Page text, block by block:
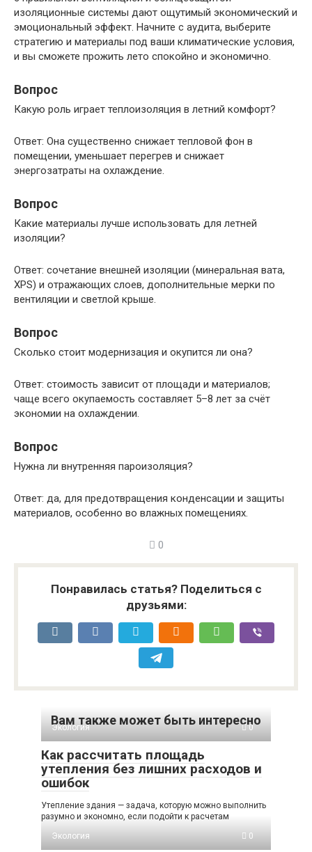
изоляционные системы дают ощутимый экономический и
эмоциональный эффект. Начните с аудита, выберите
стратегию и материалы под ваши климатические условия,
и вы сможете прожить лето спокойно и экономично.
Вопрос
Какую роль играет теплоизоляция в летний комфорт?
Ответ: Она существенно снижает тепловой фон в
помещении, уменьшает перегрев и снижает
энергозатраты на охлаждение.
Вопрос
Какие материалы лучше использовать для летней
изоляции?
Ответ: сочетание внешней изоляции (минеральная вата,
XPS) и отражающих слоев, дополнительные мерки по
вентиляции и светлой крыше.
Вопрос
Сколько стоит модернизация и окупится ли она?
Ответ: стоимость зависит от площади и материалов;
чаще всего окупаемость составляет 5–8 лет за счёт
экономии на охлаждении.
Вопрос
Нужна ли внутренняя пароизоляция?
Ответ: да, для предотвращения конденсации и защиты
материалов, особенно во влажных помещениях.
0
Понравилась статья? Поделиться с
друзьями:
Вам также может быть интересно
Экология 0
Как рассчитать площадь
утепления без лишних расходов и
ошибок
Утепление здания — задача, которую можно выполнить
разумно и экономно, если подойти к расчетам
Экология
0